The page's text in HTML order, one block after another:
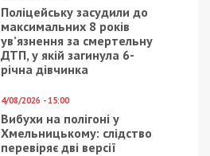
Поліцейську засудили до
максимальних 8 років
ув’язнення за смертельну
ДТП, у якій загинула 6-
річна дівчинка
4/08/2026 - 15:00
Вибухи на полігоні у
Хмельницькому: слідство
перевіряє дві версії